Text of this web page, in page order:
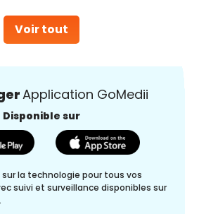
Voir tout
Application GoMedii
Disponible sur
la technologie pour tous vos
suivi et surveillance disponibles sur